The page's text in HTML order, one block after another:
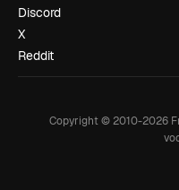
Discord
X
Reddit
Copyright © 2010-2026